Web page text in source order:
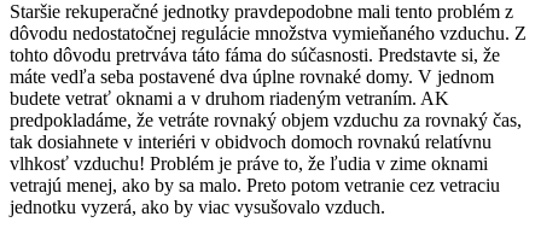
Staršie rekuperačné jednotky pravdepodobne mali tento problém z
dôvodu nedostatočnej regulácie množstva vymieňaného vzduchu. Z
tohto dôvodu pretrváva táto fáma do súčasnosti. Predstavte si, že
máte vedľa seba postavené dva úplne rovnaké domy. V jednom
budete vetrať oknami a v druhom riadeným vetraním. AK
predpokladáme, že vetráte rovnaký objem vzduchu za rovnaký čas,
tak dosiahnete v interiéri v obidvoch domoch rovnakú relatívnu
vlhkosť vzduchu! Problém je práve to, že ľudia v zime oknami
vetrajú menej, ako by sa malo. Preto potom vetranie cez vetraciu
jednotku vyzerá, ako by viac vysušovalo vzduch.